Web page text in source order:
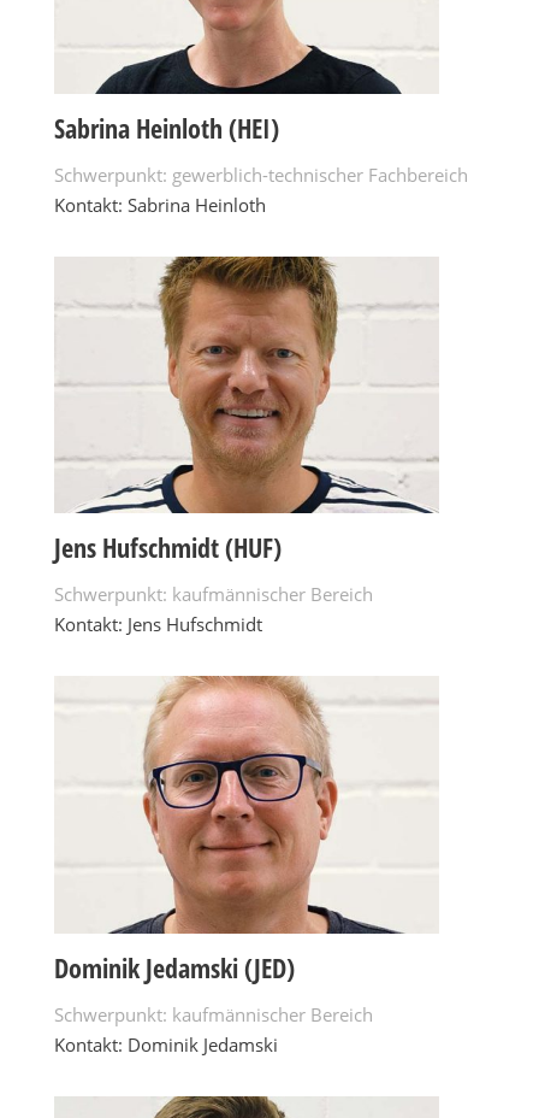
Sabrina Heinloth (HEI)
Schwerpunkt: gewerblich-technischer Fachbereich
Kontakt: Sabrina Heinloth
Jens Hufschmidt (HUF)
Schwerpunkt: kaufmännischer Bereich
Kontakt: Jens Hufschmidt
Dominik Jedamski (JED)
Schwerpunkt: kaufmännischer Bereich
Kontakt: Dominik Jedamski